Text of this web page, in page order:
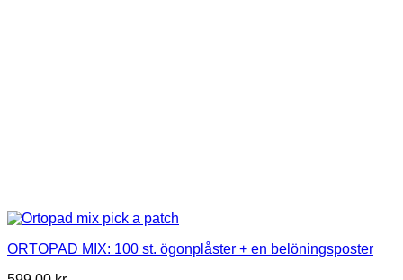
ORTOPAD MIX: 100 st. ögonplåster + en belöningsposter